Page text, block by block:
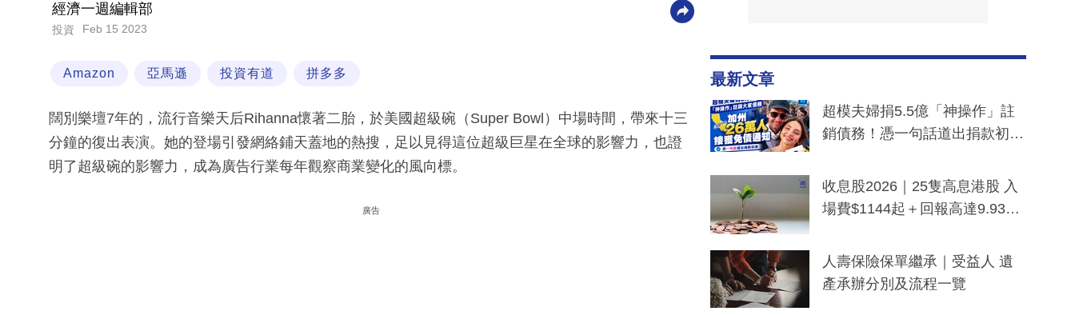
經濟一週編輯部
投資 Feb 15 2023
Amazon 亞馬遜 投資有道 拼多多
闊別樂壇7年的，流行音樂天后Rihanna懷著二胎，於美國超級碗（Super Bowl）中場時間，帶來十三
分鐘的復出表演。她的登場引發網絡鋪天蓋地的熱搜，足以見得這位超級巨星在全球的影響力，也證
明了超級碗的影響力，成為廣告行業每年觀察商業變化的風向標。
廣告
最新文章
超模夫婦捐5.5億「神操作」註
銷債務！憑一句話道出捐款初
一度被誤當詐騙手段
收息股2026｜25隻高息港股 入
場費$1144起＋回報高達9.93
人壽保險保單繼承｜受益人 遺
產承辦分別及流程一覽